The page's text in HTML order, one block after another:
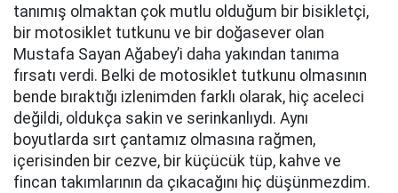
tanımış olmaktan çok mutlu olduğum bir bisikletçi,
bir motosiklet tutkunu ve bir doğasever olan
Mustafa Sayan Ağabey’i daha yakından tanıma
fırsatı verdi. Belki de motosiklet tutkunu olmasının
bende bıraktığı izlenimden farklı olarak, hiç aceleci
değildi, oldukça sakin ve serinkanlıydı. Aynı
boyutlarda sırt çantamız olmasına rağmen,
içerisinden bir cezve, bir küçücük tüp, kahve ve
fincan takımlarının da çıkacağını hiç düşünmezdim.